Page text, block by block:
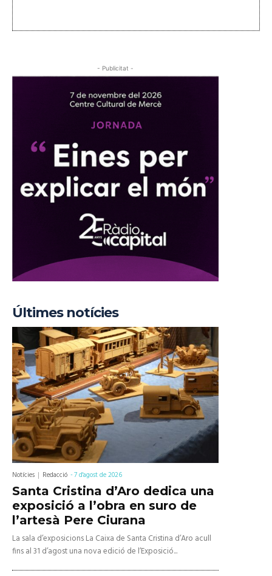
- Publicitat -
Últimes notícies
Notícies Redacció -7 d'agost de 2026
Santa Cristina d’Aro dedica una
exposició a l’obra en suro de
l’artesà Pere Ciurana
La sala d’exposicions La Caixa de Santa Cristina d’Aro acull
fins al 31 d’agost una nova edició de l’Exposició...